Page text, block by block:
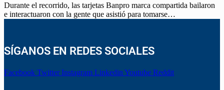
Durante el recorrido, las tarjetas Banpro marca compartida bailaron
e interactuaron con la gente que asistió para tomarse…
SÍGANOS EN REDES SOCIALES
Facebook Twitter Instagram Linkedin Youtube Reddit